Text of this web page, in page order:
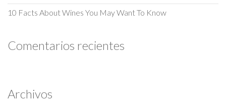
10 Facts About Wines You May Want To Know
Comentarios recientes
Archivos